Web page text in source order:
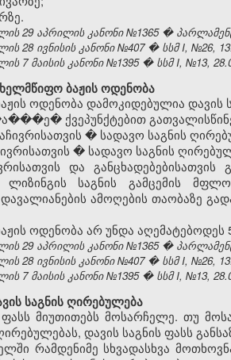
29 აპრილის კანონი №1365 �
28 ივნისის კანონი №407 � სსმ I, №26,
7 მაისის კანონი №1395 � სსმ I, №13,
ბაჟის ოდენობა
ოდენობა დამოკიდებულია დავის
ქვეპუნქტებით
� სადავო საგნის
� სადავო საგნის
და განცხადებებისათვის
ლიზინგის საგნის გამცემის
დავალიანების ამოღების თაობაზე
ოდენობა არ უნდა აღემატებოდეს
29 აპრილის კანონი №1365 �
28 ივნისის კანონი №407 � სსმ I, №26,
7 მაისის კანონი №1395 � სსმ I, №13,
საგნის ღირებულება
ფასს მიუთითებს მოსარჩელე. თუ
დავის საგნის ფასს
რამდენიმე სხვადასხვა